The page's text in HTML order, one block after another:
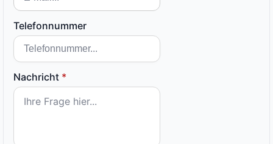
Telefonnummer
Nachricht *